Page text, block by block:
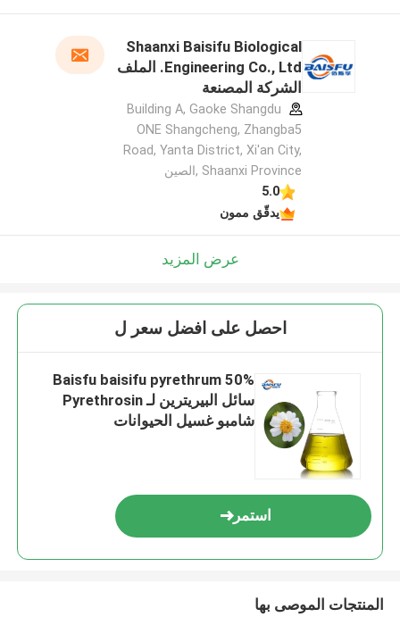
Shaanxi Baisifu Biological
Engineering Co., Ltd. الملف
الشركة المصنعة
Building A, Gaoke Shangdu
ONE Shangcheng, Zhangba5
Road, Yanta District, Xi'an City,
Shaanxi Province ,الصين
5.0
يدقّق ممون
عرض المزيد
احصل على افضل سعر ل
Baisfu baisifu pyrethrum 50%
سائل البيريترين لـ Pyrethrosin
شامبو غسيل الحيوانات
استمر
المنتجات الموصى بها